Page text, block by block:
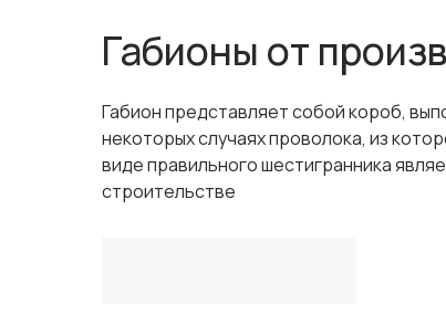
Габионы от
Габион представляет собой короб,
некоторых случаях проволока, из
виде правильного шестигранника
строительстве